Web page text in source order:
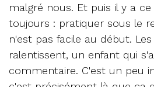
malgré nous. Et puis il y a
toujours : pratiquer sous le
n'est pas facile au début.
ralentissent, un enfant qui
commentaire. C'est un peu